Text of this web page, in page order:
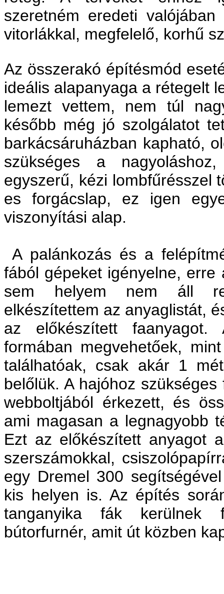
szeretném eredeti
vitorlákkal, megfelelő, korhű
Az összerakó építésmód
ideális alapanyaga a rétegelt
lemezt vettem, nem túl
később még jó szolgálatot
barkácsáruházban kapható,
szükséges a
egyszerű, kézi lombfűrésszel
es forgácslap, ez igen
viszonyítási alap.
A palánkozás és a
fából gépeket igényelne,
sem helyem nem áll
elkészítettem az anyaglistát,
az előkészített
formában megvehetőek,
találhatóak, csak akár 1
belőlük. A hajóhoz
webboltjából érkezett, és
ami magasan a legnagyobb
Ezt az előkészített anyagot
szerszámokkal,
egy Dremel 300
kis helyen is. Az építés
tanganyika fák kerülnek
bútorfurnér, amit út közben